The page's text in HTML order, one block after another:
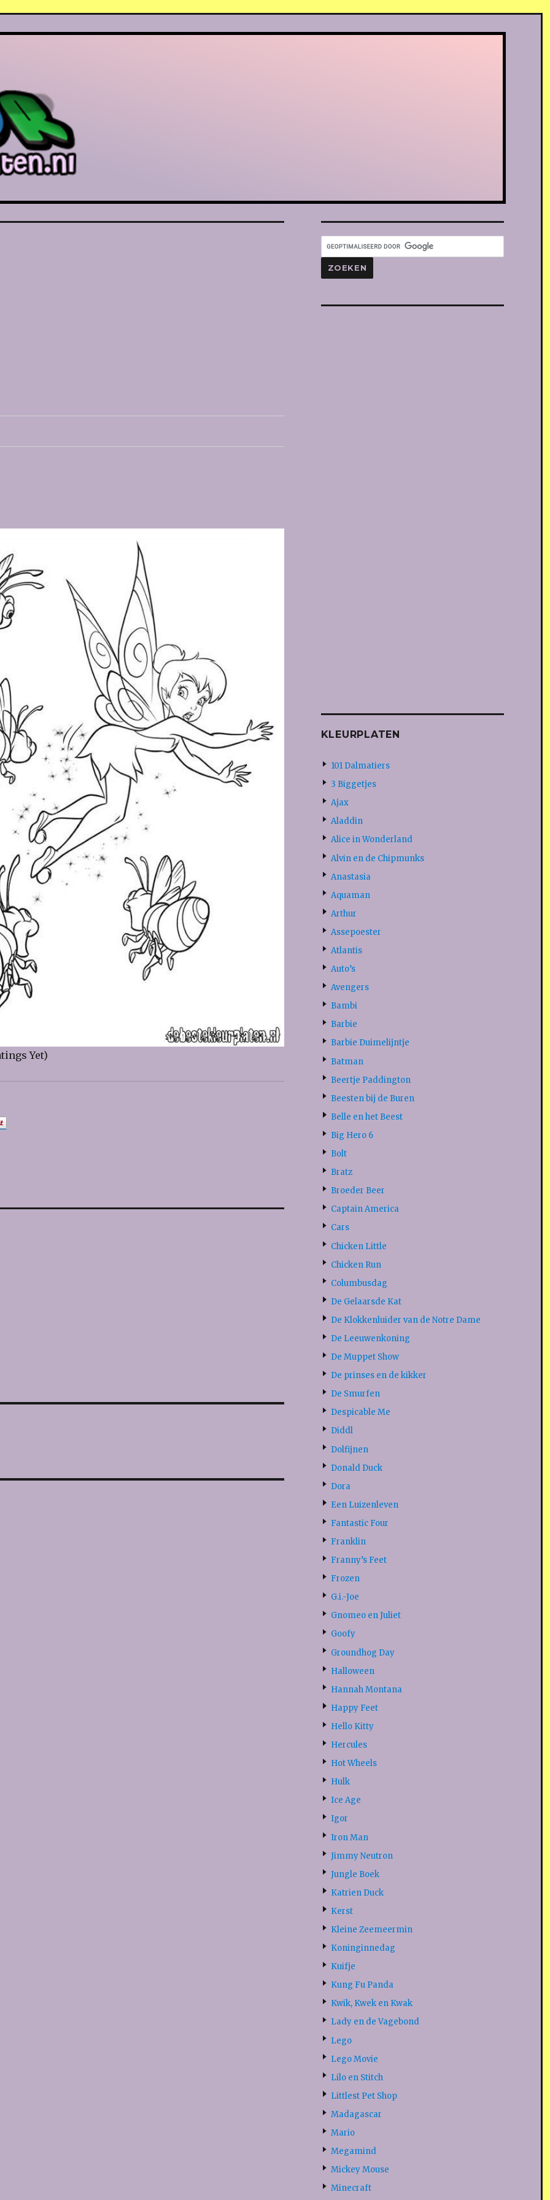
Yet)
KLEURPLATEN
101 Dalmatiers
3 Biggetjes
Ajax
Aladdin
Alice in Wonderland
Alvin en de Chipmunks
Anastasia
Aquaman
Arthur
Assepoester
Atlantis
Auto’s
Avengers
Bambi
Barbie
Barbie Duimelijntje
Batman
Beertje Paddington
Beesten bij de Buren
Belle en het Beest
Big Hero 6
Bolt
Bratz
Broeder Beer
Captain America
Cars
Chicken Little
Chicken Run
Columbusdag
De Gelaarsde Kat
De Klokkenluider van de Notre Dame
De Leeuwenkoning
De Muppet Show
De prinses en de kikker
De Smurfen
Despicable Me
Diddl
Dolfijnen
Donald Duck
Dora
Een Luizenleven
Fantastic Four
Franklin
Franny’s Feet
Frozen
G.i.-Joe
Gnomeo en Juliet
Goofy
Groundhog Day
Halloween
Hannah Montana
Happy Feet
Hello Kitty
Hercules
Hot Wheels
Hulk
Ice Age
Igor
Iron Man
Jimmy Neutron
Jungle Boek
Katrien Duck
Kerst
Kleine Zeemeermin
Koninginnedag
Kuifje
Kung Fu Panda
Kwik, Kwek en Kwak
Lady en de Vagebond
Lego
Lego Movie
Lilo en Stitch
Littlest Pet Shop
Madagascar
Mario
Megamind
Mickey Mouse
Minecraft